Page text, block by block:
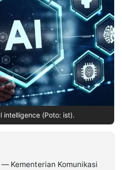
intelligence (Poto: ist).
— Kementerian Komunikasi